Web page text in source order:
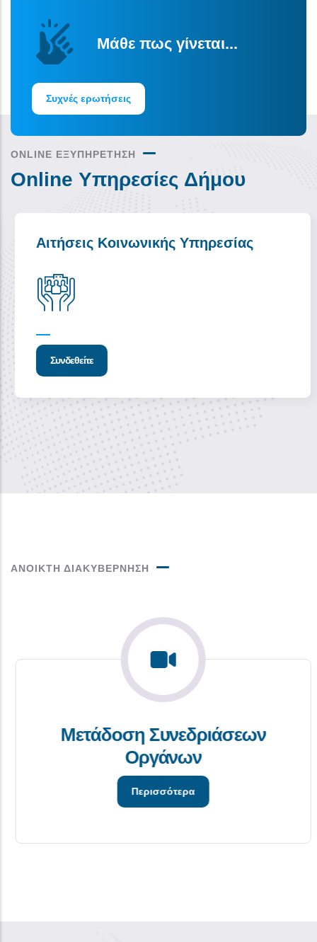
Μάθε πως γίνεται...
Συχνές ερωτήσεις
ONLINE ΕΞΥΠΗΡΕΤΗΣΗ
Online Υπηρεσίες Δήμου
Αιτήσεις Κοινωνικής Υπηρεσίας
Συνδεθείτε
ΑΝΟΙΚΤΗ ΔΙΑΚΥΒΕΡΝΗΣΗ
Μετάδοση Συνεδριάσεων
Οργάνων
Περισσότερα